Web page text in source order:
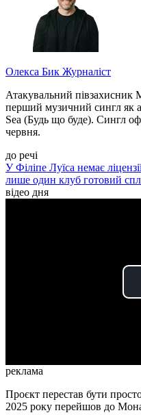
Олекса Бик Журналіст
Атакувальний півзахисник
перший музичний сингл як
Sea (Будь що буде). Сингл
червня.
до речі
У Філіпе Луїса немає
лише один клуб готовий
відео дня
реклама
Проєкт перестав бути
2025 року перейшов до